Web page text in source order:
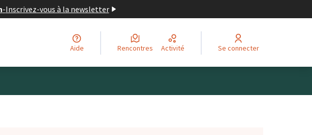
-Inscrivez-vous à la newsletter
Aide Rencontres Activité Se connecter